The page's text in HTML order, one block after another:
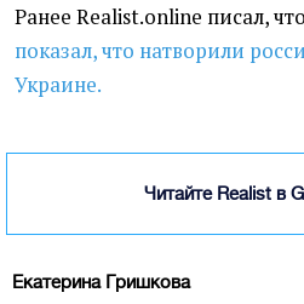
Ранее Realist.online писал,
показал, что натворили
Украине.
Читайте Realist в
Екатерина Гришкова